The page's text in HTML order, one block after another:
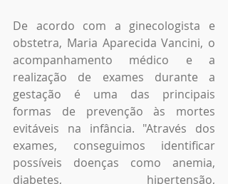
De acordo com a ginecologista e
obstetra, Maria Aparecida Vancini, o
acompanhamento médico e a
realização de exames durante a
gestação é uma das principais
formas de prevenção às mortes
evitáveis na infância. "Através dos
exames, conseguimos identificar
possíveis doenças como anemia,
diabetes, hipertensão,